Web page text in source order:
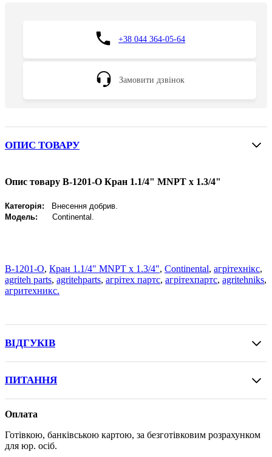
+38 044 364-05-64
Замовити дзвінок
ОПИС ТОВАРУ
Опис товару B-1201-O Кран 1.1/4" MNPT x 1.3/4"
Категорія:
Внесення добрив.
Модель: Continental.
B-1201-O, Кран 1.1/4" MNPT x 1.3/4", Continental, агрітехнікс,
agriteh parts, agritehparts, агрітех партс, агрітехпартс, agritehniks,
агритехникс.
ВІДГУКІВ
ПИТАННЯ
Оплата
Готівкою, банківською картою, за безготівковим розрахунком
для юр. осіб.